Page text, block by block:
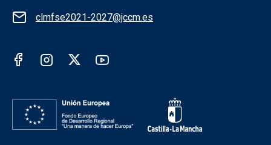
clmfse2021-2027@jccm.es
Redes sociales institución FSE